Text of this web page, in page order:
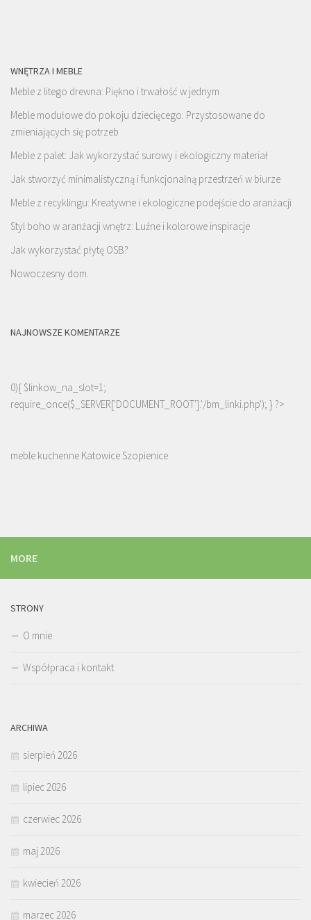
WNĘTRZA I MEBLE
Meble z litego drewna: Piękno i trwałość w jednym
Meble modułowe do pokoju dziecięcego: Przystosowane do
zmieniających się potrzeb
Meble z palet: Jak wykorzystać surowy i ekologiczny materiał
Jak stworzyć minimalistyczną i funkcjonalną przestrzeń w biurze
Meble z recyklingu: Kreatywne i ekologiczne podejście do aranżacji
Styl boho w aranżacji wnętrz: Luźne i kolorowe inspiracje
Jak wykorzystać płytę OSB?
Nowoczesny dom.
NAJNOWSZE KOMENTARZE
0){ $linkow_na_slot=1;
require_once($_SERVER['DOCUMENT_ROOT'].'/bm_linki.php'); } ?>
meble kuchenne Katowice Szopienice
MORE
STRONY
O mnie
Współpraca i kontakt
ARCHIWA
sierpień 2026
lipiec 2026
czerwiec 2026
maj 2026
kwiecień 2026
marzec 2026